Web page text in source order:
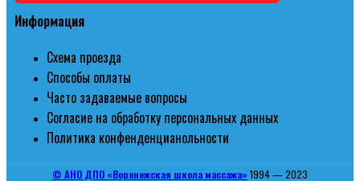
Информация
Схема проезда
Способы оплаты
Часто задаваемые вопросы
Согласие на обработку персональных данных
Политика конфенденцианольности
© АНО ДПО «Воронежская школа массажа» 1994 — 2023